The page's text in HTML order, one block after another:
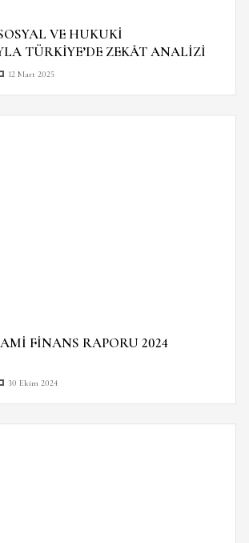
VE HUKUKİ
TÜRKİYE’DE ZEKÂT ANALİZİ
12 Mart 2025
FİNANS RAPORU 2024
30 Ekim 2024